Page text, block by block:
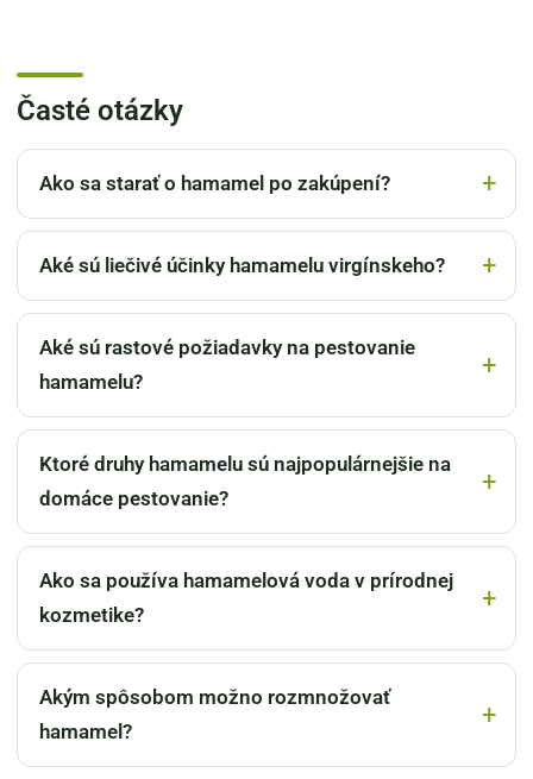
Časté otázky
Ako sa starať o hamamel po zakúpení?
Aké sú liečivé účinky hamamelu virgínskeho?
Aké sú rastové požiadavky na pestovanie
hamamelu?
Ktoré druhy hamamelu sú najpopulárnejšie na
domáce pestovanie?
Ako sa používa hamamelová voda v prírodnej
kozmetike?
Akým spôsobom možno rozmnožovať
hamamel?